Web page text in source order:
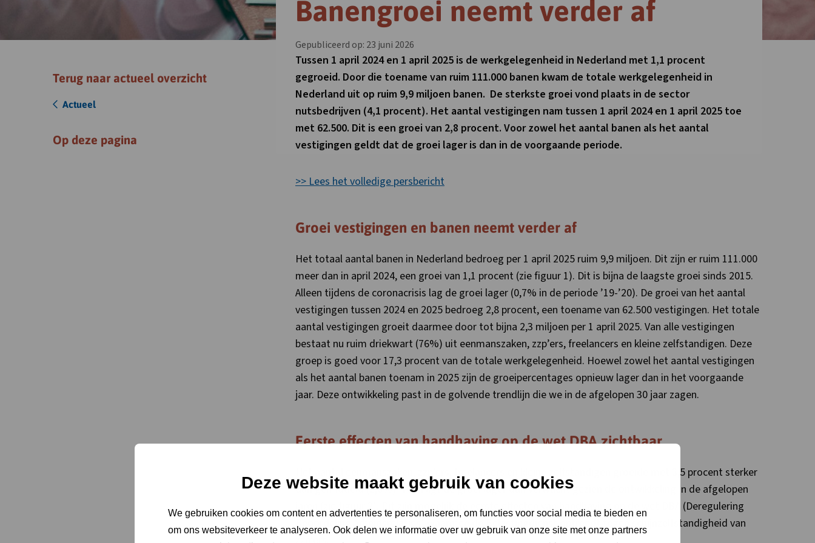
Deze website maakt gebruik van cookies
We gebruiken cookies om content en advertenties te personaliseren, om functies voor social media te bieden en
om ons websiteverkeer te analyseren. Ook delen we informatie over uw gebruik van onze site met onze partners
Terug naar actueel overzicht
Actueel
Op deze pagina
Banengroei neemt verder af
Gepubliceerd op: 23 juni 2026
Tussen 1 april 2024 en 1 april 2025 is de werkgelegenheid in Nederland met 1,1 procent
gegroeid. Door die toename van ruim 111.000 banen kwam de totale werkgelegenheid in
Nederland uit op ruim 9,9 miljoen banen. De sterkste groei vond plaats in de sector
nutsbedrijven (4,1 procent). Het aantal vestigingen nam tussen 1 april 2024 en 1 april 2025 toe
met 62.500. Dit is een groei van 2,8 procent. Voor zowel het aantal banen als het aantal
vestigingen geldt dat de groei lager is dan in de voorgaande periode.
>> Lees het volledige persbericht
Groei vestigingen en banen neemt verder af
Het totaal aantal banen in Nederland bedroeg per 1 april 2025 ruim 9,9 miljoen. Dit zijn er ruim 111.000
meer dan in april 2024, een groei van 1,1 procent (zie figuur 1). Dit is bijna de laagste groei sinds 2015.
Alleen tijdens de coronacrisis lag de groei lager (0,7% in de periode ’19-’20). De groei van het aantal
vestigingen tussen 2024 en 2025 bedroeg 2,8 procent, een toename van 62.500 vestigingen. Het totale
aantal vestigingen groeit daarmee door tot bijna 2,3 miljoen per 1 april 2025. Van alle vestigingen
bestaat nu ruim driekwart (76%) uit eenmanszaken, zzp’ers, freelancers en kleine zelfstandigen. Deze
groep is goed voor 17,3 procent van de totale werkgelegenheid. Hoewel zowel het aantal vestigingen
als het aantal banen toenam in 2025 zijn de groeipercentages opnieuw lager dan in het voorgaande
jaar. Deze ontwikkeling past in de golvende trendlijn die we in de afgelopen 30 jaar zagen.
Eerste effecten van handhaving op de wet DBA zichtbaar
Het aantal eenmanszaken, zzp’ers, freelancers en kleine zelfstandigen groeide met 3,5 procent sterker
dan gemiddeld (2,8%). Toch ligt de groei lager dan verwacht gezien de ontwikkeling in de afgelopen
jaren (zie figuur 2). Dit zijn mogelijk de eerste effecten van handhaving op de wet DBA (Deregulering
Beoordeling Arbeidsrelaties) waarmee de Belastingdienst optreedt tegen schijnzelfstandigheid van